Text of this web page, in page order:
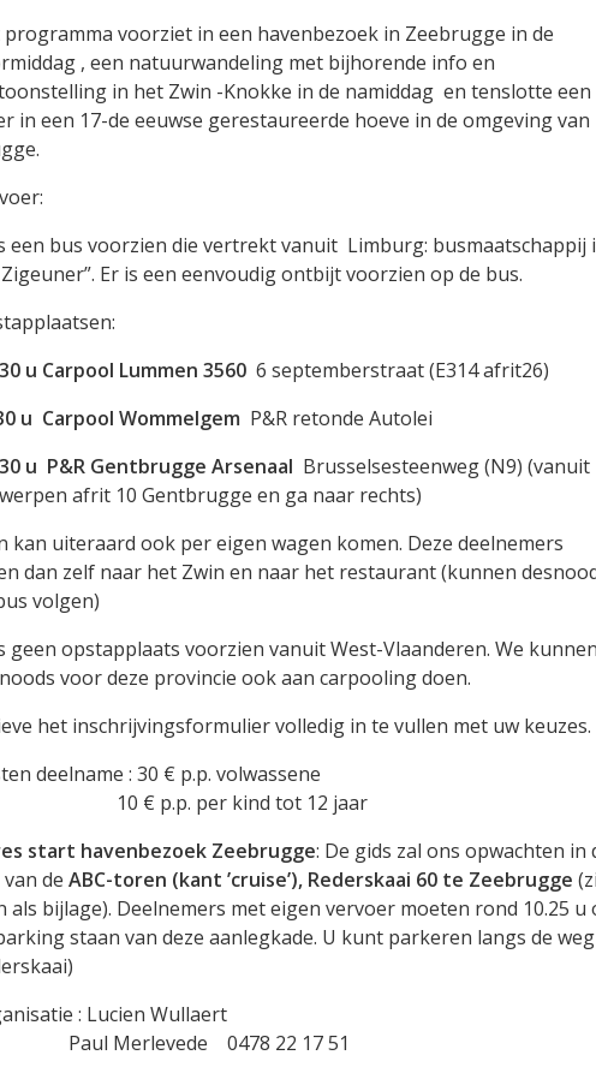
programma voorziet in een havenbezoek in Zeebrugge in de
, een natuurwandeling met bijhorende info en
in het Zwin -Knokke in de namiddag en tenslotte een
in een 17-de eeuwse gerestaureerde hoeve in de omgeving van
een bus voorzien die vertrekt vanuit Limburg: busmaatschappij
Zigeuner”. Er is een eenvoudig ontbijt voorzien op de bus.
u Carpool Lummen 3560 6 septemberstraat (E314 afrit26)
u Carpool Wommelgem P&R retonde Autolei
u P&R Gentbrugge Arsenaal Brusselsesteenweg (N9) (vanuit
afrit 10 Gentbrugge en ga naar rechts)
kan uiteraard ook per eigen wagen komen. Deze deelnemers
dan zelf naar het Zwin en naar het restaurant (kunnen
volgen)
geen opstapplaats voorzien vanuit West-Vlaanderen. We kunnen
voor deze provincie ook aan carpooling doen.
het inschrijvingsformulier volledig in te vullen met uw keuzes.
deelname : 30 € p.p. volwassene
€ p.p. per kind tot 12 jaar
start havenbezoek Zeebrugge: De gids zal ons opwachten in
de ABC-toren (kant ’cruise’), Rederskaai 60 te Zeebrugge
als bijlage). Deelnemers met eigen vervoer moeten rond 10.25 u
staan van deze aanlegkade. U kunt parkeren langs de
: Lucien Wullaert
Merlevede 0478 22 17 51